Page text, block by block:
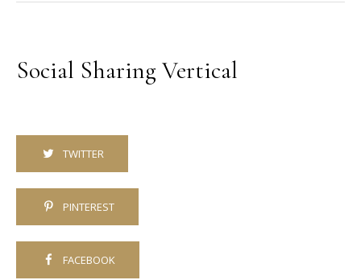
Social Sharing Vertical
TWITTER
PINTEREST
FACEBOOK